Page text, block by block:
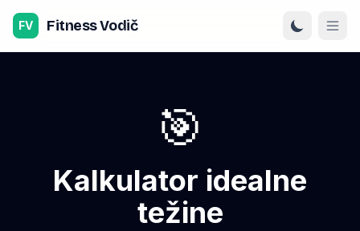
Preskoči na sadržaj
FV Fitness Vodič
🎯
Kalkulator idealne
težine